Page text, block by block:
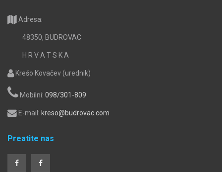
Adresa:
48350, BUDROVAC
H R V A T S K A
Krešo Kovačev (urednik)
Mobilni: 098/301-809
E-mail: kreso@budrovac.com
Preatite nas